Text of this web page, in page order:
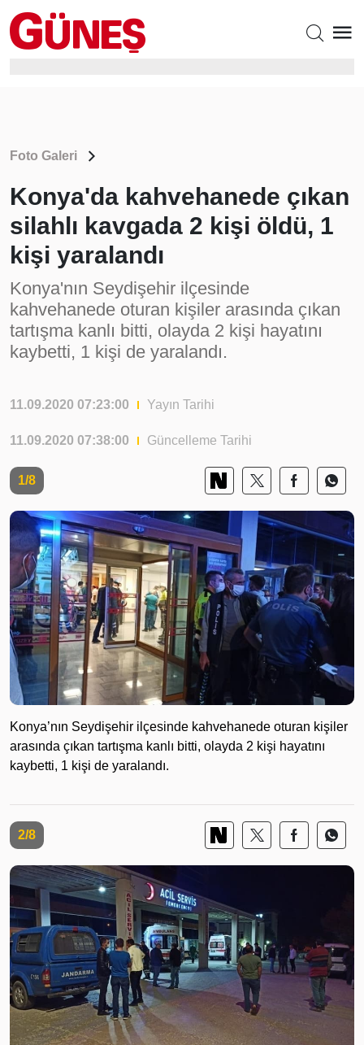
Foto Galeri
Konya'da kahvehanede çıkan
silahlı kavgada 2 kişi öldü, 1
kişi yaralandı
Konya'nın Seydişehir ilçesinde
kahvehanede oturan kişiler arasında çıkan
tartışma kanlı bitti, olayda 2 kişi hayatını
kaybetti, 1 kişi de yaralandı.
11.09.2020 07:23:00 Yayın Tarihi
11.09.2020 07:38:00 Güncelleme Tarihi
1/8
Konya’nın Seydişehir ilçesinde kahvehanede oturan kişiler
arasında çıkan tartışma kanlı bitti, olayda 2 kişi hayatını
kaybetti, 1 kişi de yaralandı.
2/8